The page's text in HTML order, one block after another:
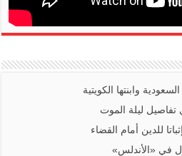
وابنتها الكويتية
ليلة الموت
للدين أمام القضاء
في «الأندلس»